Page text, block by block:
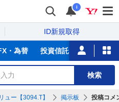
i
ID新規取得
・為替 投資信託 ニュース
検索
ュー【3094.T】 掲示板 投稿コメ